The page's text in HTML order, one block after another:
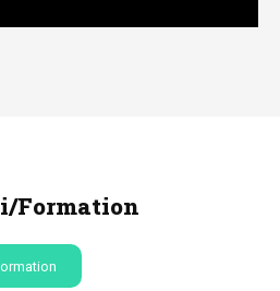
Formation